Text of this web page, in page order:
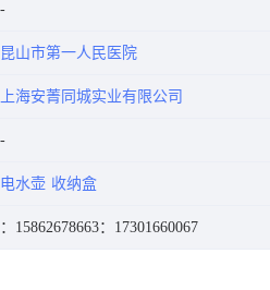
昆山市第一人民医院
上海安菁同城实业有限公司
电水壶 收纳盒
：15862678663：17301660067